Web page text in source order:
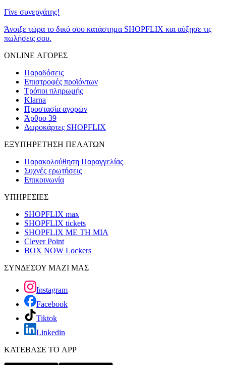
Γίνε συνεργάτης!
Άνοιξε τώρα το δικό σου κατάστημα SHOPFLIX και αύξησε τις
πωλήσεις σου.
ONLINE ΑΓΟΡΕΣ
Παραδόσεις
Επιστροφές προϊόντων
Τρόποι πληρωμής
Klarna
Προστασία αγορών
Άρθρο 39
Δωροκάρτες SHOPFLIX
ΕΞΥΠΗΡΕΤΗΣΗ ΠΕΛΑΤΩΝ
Παρακολούθηση Παραγγελίας
Συχνές ερωτήσεις
Επικοινωνία
ΥΠΗΡΕΣΙΕΣ
SHOPFLIX max
SHOPFLIX tickets
SHOPFLIX ΜΕ ΤΗ ΜΙΑ
Clever Point
BOX NOW Lockers
ΣΥΝΔΕΣΟΥ ΜΑΖΙ ΜΑΣ
Instagram
Facebook
Tiktok
Linkedin
ΚΑΤΕΒΑΣΕ ΤΟ APP